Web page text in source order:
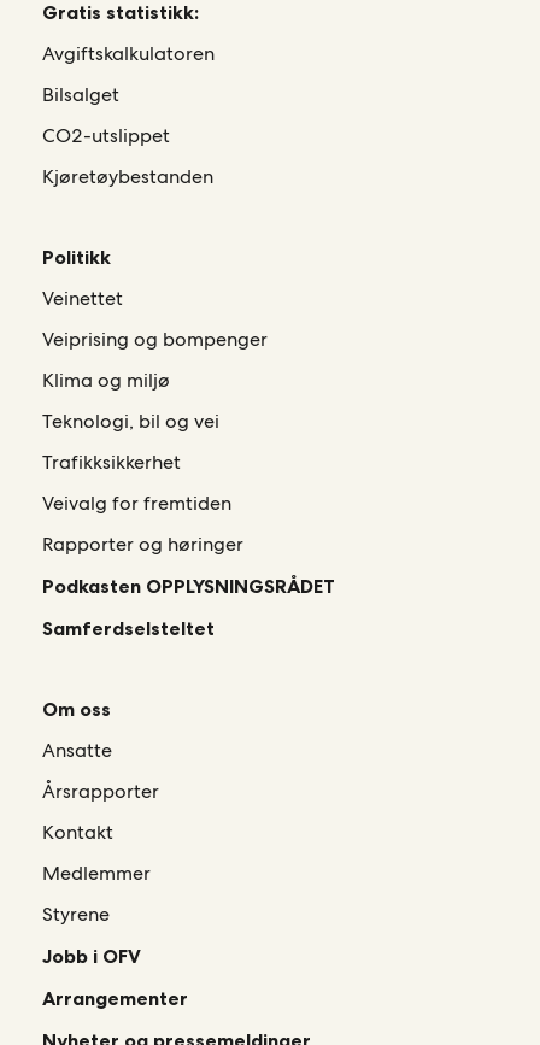
Gratis statistikk:
Avgiftskalkulatoren
Bilsalget
CO2-utslippet
Kjøretøybestanden
Politikk
Veinettet
Veiprising og bompenger
Klima og miljø
Teknologi, bil og vei
Trafikksikkerhet
Veivalg for fremtiden
Rapporter og høringer
Podkasten OPPLYSNINGSRÅDET
Samferdselsteltet
Om oss
Ansatte
Årsrapporter
Kontakt
Medlemmer
Styrene
Jobb i OFV
Arrangementer